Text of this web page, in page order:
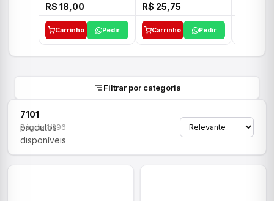
R$ 18,00
Carrinho Pedir
R$ 25,75
Carrinho Pedir
Filtrar por categoria
7101
produtos
disponíveis
Página 1/296